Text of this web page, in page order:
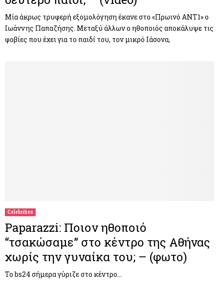
Μία άκρως τρυφερή εξομολόγηση έκανε στο «Πρωινό ΑΝΤ1» ο
Ιωάννης Παπαζήσης. Μεταξύ άλλων ο ηθοποιός αποκάλυψε τις
φοβίες που έχει για το παιδί του, τον μικρό Ιάσονα,
Celebrities
Paparazzi: Ποιον ηθοποιό
“τσακώσαμε” στο κέντρο της Αθήνας
χωρίς την γυναίκα του; – (φωτο)
Το bs24 σήμερα γύριζε στο κέντρο…